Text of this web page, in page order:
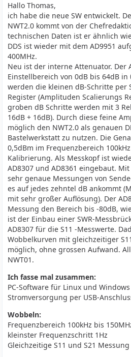
Hallo Thomas,
ich habe die neue SW entwickelt.
NWT2.0 kommt von der
technischen Daten ist er ähnlich
DDS ist wieder mit dem AD9951
400MHz.
Neu ist der interne Attenuator. Der
Einstellbereich von 0dB bis 64dB
werden die kleinen dB-Schritte per
Register (Amplituden Scalierungs
groben dB Schritte werden mit 3
16dB + 16dB). Durch diese feine
möglich den NWT2.0 als genauen
Bastelwerkstatt zu nutzen. Die
0,5dBm im Frequenzbereich
Kalibrierung. Als Messkopf ist
AD8307 und AD8361 eingebaut.
sehr genaue Messungen von
es auf jedes zehntel dB ankommt
mit sehr großer Auflösung). Der
Messung den Bereich bis -80dB,
ist der Einbau einer SWR-
AD8307 für die S11 -Messwerte.
Wobbelkurven mit gleichzeitiger
möglich, ohne grossen Aufwand.
NWT01.
Ich fasse mal zusammen:
PC-Software für Linux und Windows
Stromversorgung per USB-
Wobbeln:
Frequenzbereich 100kHz bis
kleinster Frequenzschritt 1Hz
Gleichzeitige S11 und S21 Messung